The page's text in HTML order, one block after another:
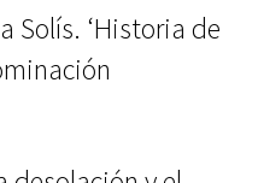
Solís. ‘Historia de